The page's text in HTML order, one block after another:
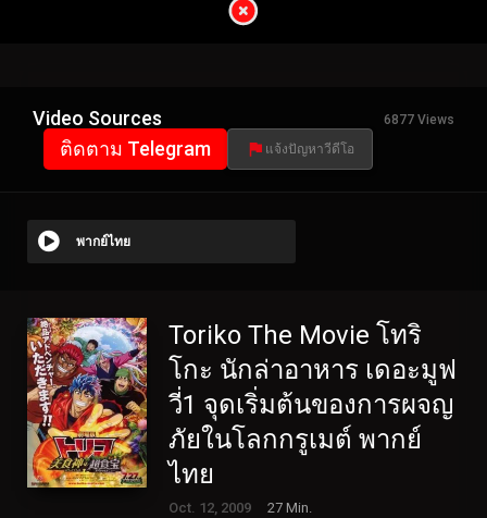
Video Sources 6877 Views
ติดตาม Telegram แจ้งปัญหาวีดีโอ
พากย์ไทย
Toriko The Movie โทริ
โกะ นักล่าอาหาร เดอะมูฟ
วี่1 จุดเริ่มต้นของการผจญ
ภัยในโลกกรูเมต์ พากย์
ไทย
Oct. 12, 2009
27 Min.